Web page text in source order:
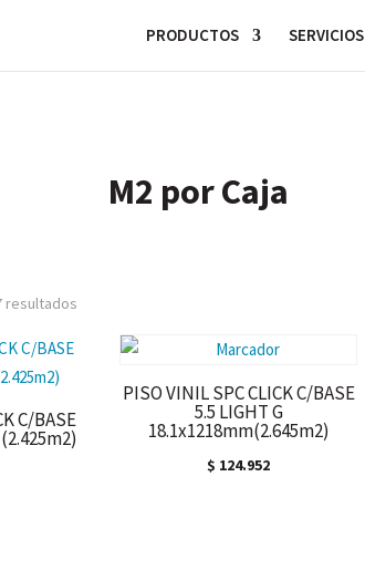
PRODUCTOS SERVICIOS
M2 por Caja
resultados
últimos
C/BASE
PISO VINIL SPC CLICK C/BASE
5.5 LIGHT G
18.1x1218mm(2.645m2)
$ 124.952